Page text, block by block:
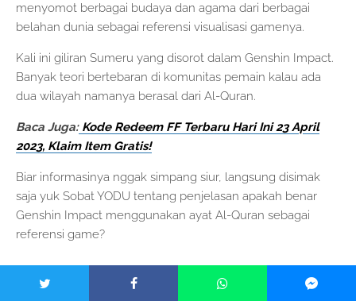
menyomot berbagai budaya dan agama dari berbagai
belahan dunia sebagai referensi visualisasi gamenya.
Kali ini giliran Sumeru yang disorot dalam Genshin Impact.
Banyak teori bertebaran di komunitas pemain kalau ada
dua wilayah namanya berasal dari Al-Quran.
Baca Juga:Kode Redeem FF Terbaru Hari Ini 23 April
2023, Klaim Item Gratis!
Biar informasinya nggak simpang siur, langsung disimak
saja yuk Sobat YODU tentang penjelasan apakah benar
Genshin Impact menggunakan ayat Al-Quran sebagai
referensi game?
Dua wilayah di Sumeru Genshin Impact
Terinspirasi dari Al-Quran?